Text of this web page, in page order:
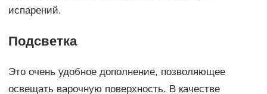
испарений.
Подсветка
Это очень удобное дополнение, позволяющее
освещать варочную поверхность. В качестве